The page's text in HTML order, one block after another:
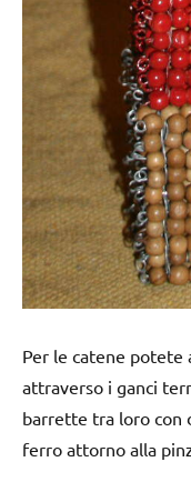
Per le catene
attraverso i ganci
barrette tra loro con
ferro attorno alla